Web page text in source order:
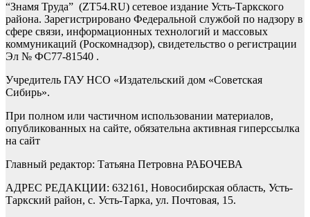
“Знамя Труда” (ZT54.RU) сетевое издание Усть-Таркского
района. Зарегистрировано Федеральной службой по надзору в
сфере связи, информационных технологий и массовых
коммуникаций (Роскомнадзор), свидетельство о регистрации
Эл № ФС77-81540 .
Учредитель ГАУ НСО «Издательский дом «Советская
Сибирь».
При полном или частичном использовании материалов,
опубликованных на сайте, обязательна активная гиперссылка
на сайт
Главный редактор: Татьяна Петровна РАБОЧЕВА
АДРЕС РЕДАКЦИИ: 632161, Новосибирская область, Усть-
Таркский район, с. Усть-Тарка, ул. Почтовая, 15.